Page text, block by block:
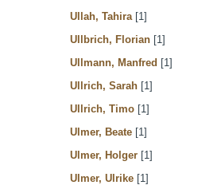
Ullah, Tahira [1]
Ullbrich, Florian [1]
Ullmann, Manfred [1]
Ullrich, Sarah [1]
Ullrich, Timo [1]
Ulmer, Beate [1]
Ulmer, Holger [1]
Ulmer, Ulrike [1]